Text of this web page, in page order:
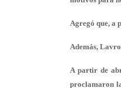
Agregó que, a
Además,
A partir de
proclamaron